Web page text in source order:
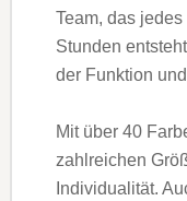
Team, das
Stunden
der Funktion
Mit über 40
zahlreichen
Individualität.